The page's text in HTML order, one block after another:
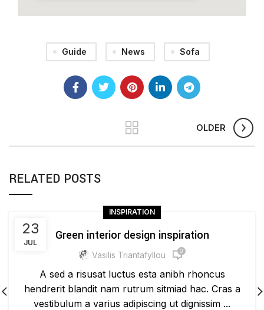
Guide News Sofa
OLDER
RELATED POSTS
23
JUL
INSPIRATION
Green interior design inspiration
Vasilis Triantafyllou 0
A sed a risusat luctus esta anibh rhoncus
hendrerit blandit nam rutrum sitmiad hac. Cras a
vestibulum a varius adipiscing ut dignissim ...